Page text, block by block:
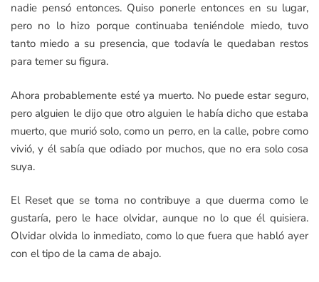
nadie pensó entonces. Quiso ponerle entonces en su lugar,
pero no lo hizo porque continuaba teniéndole miedo, tuvo
tanto miedo a su presencia, que todavía le quedaban restos
para temer su figura.
Ahora probablemente esté ya muerto. No puede estar seguro,
pero alguien le dijo que otro alguien le había dicho que estaba
muerto, que murió solo, como un perro, en la calle, pobre como
vivió, y él sabía que odiado por muchos, que no era solo cosa
suya.
El Reset que se toma no contribuye a que duerma como le
gustaría, pero le hace olvidar, aunque no lo que él quisiera.
Olvidar olvida lo inmediato, como lo que fuera que habló ayer
con el tipo de la cama de abajo.